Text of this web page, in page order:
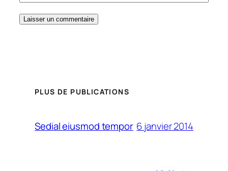
PLUS DE PUBLICATIONS
Sedial eiusmod tempor 6 janvier 2014